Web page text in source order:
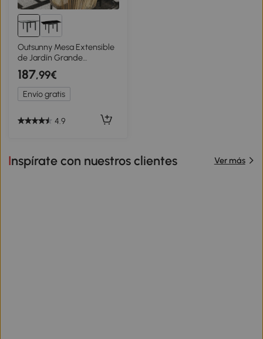
Outsunny Mesa Extensible
de Jardín Grande
desplegadas 160x80x75
cm Aluminio Tablero de
Vidrio Templado
transparente
187,99€
Envío gratis
4.9
Inspírate con nuestros clientes Ver más